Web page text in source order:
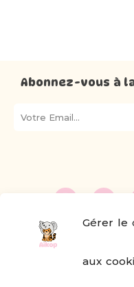
Gérer le
aux
Abonnez-vous à